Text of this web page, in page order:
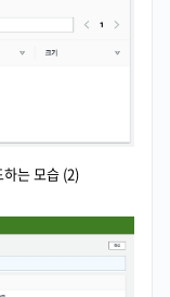
는 모습 (2)